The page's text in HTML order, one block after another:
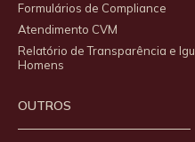
Formulários de Compliance
Atendimento CVM
Relatório de Transparência e
Homens
OUTROS